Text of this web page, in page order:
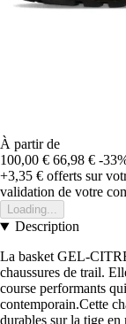
À partir de
100,00 € 66,98 € -
+3,35 € offerts sur
validation de votre
Loading...
Description
La basket GEL-
chaussures de trail.
course performants
contemporain.Cette
durables sur la tige en